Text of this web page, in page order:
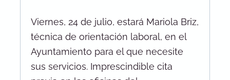
Viernes, 24 de julio, estará Mariola Briz,
técnica de orientación laboral, en el
Ayuntamiento para el que necesite
sus servicios. Imprescindible cita